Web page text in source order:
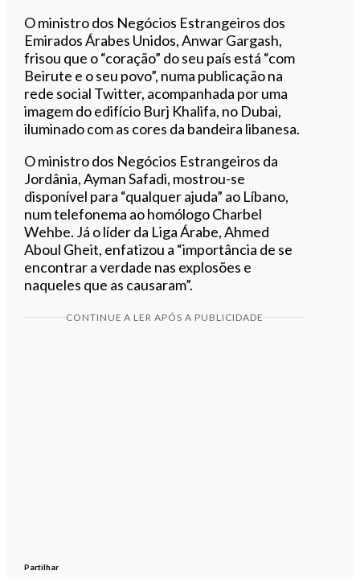
O ministro dos Negócios Estrangeiros dos
Emirados Árabes Unidos, Anwar Gargash,
frisou que o “coração” do seu país está “com
Beirute e o seu povo”, numa publicação na
rede social Twitter, acompanhada por uma
imagem do edifício Burj Khalifa, no Dubai,
iluminado com as cores da bandeira libanesa.
O ministro dos Negócios Estrangeiros da
Jordânia, Ayman Safadi, mostrou-se
disponível para “qualquer ajuda” ao Líbano,
num telefonema ao homólogo Charbel
Wehbe. Já o líder da Liga Árabe, Ahmed
Aboul Gheit, enfatizou a “importância de se
encontrar a verdade nas explosões e
naqueles que as causaram”.
CONTINUE A LER APÓS A PUBLICIDADE
Partilhar